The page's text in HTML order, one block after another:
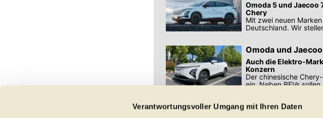
Verantwortungsvoller Umgang mit Ihren Daten
Omoda 5 und Jaecoo
Chery
Mit zwei neuen
Deutschland. Wir
Omoda und
Deutschland
Auch die Elektro-
Konzern
Der chinesische
ein. Neben BEVs
Preisangaben in den